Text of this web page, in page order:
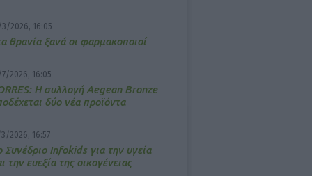
3/2026, 16:05
θρανία ξανά οι φαρμακοποιοί
7/2026, 16:05
Η συλλογή Aegean Bronze
δύο νέα προϊόντα
3/2026, 16:57
Συνέδριο Infokids για την υγεία
την ευεξία της οικογένειας